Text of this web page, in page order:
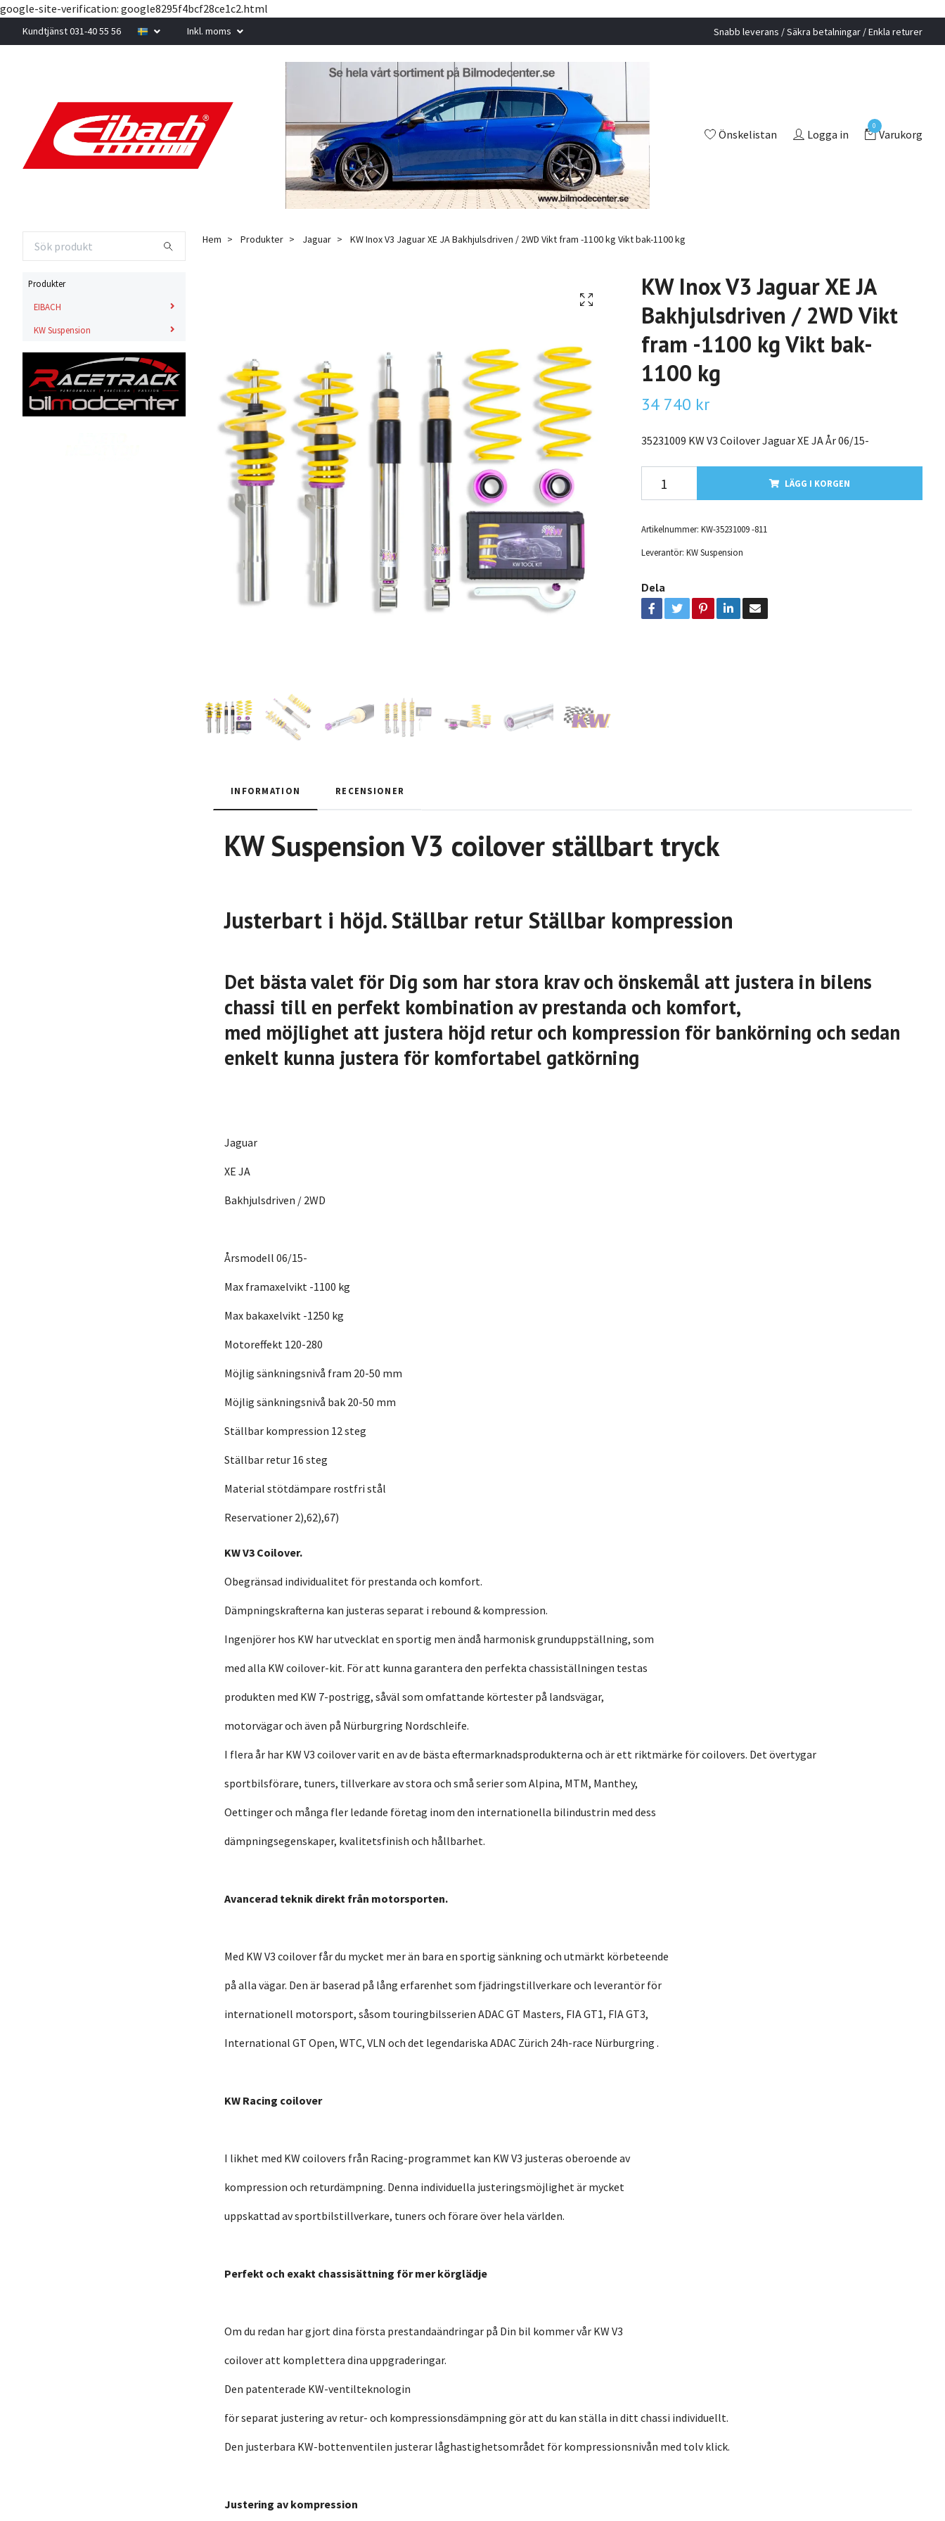
google-site-verification: google8295f4bcf28ce1c2.html
Kundtjänst 031-40 55 56 Inkl. moms Snabb leverans / Säkra betalningar / Enkla returer
Önskelistan Logga in
0
Varukorg
Produkter
EIBACH
KW Suspension
Hem Produkter Jaguar KW Inox V3 Jaguar XE JA Bakhjulsdriven / 2WD Vikt fram -1100 kg Vikt bak-1100 kg
KW Inox V3 Jaguar XE JA
Bakhjulsdriven / 2WD Vikt
fram -1100 kg Vikt bak-
1100 kg
34 740 kr
35231009 KW V3 Coilover Jaguar XE JA År 06/15-
LÄGG I KORGEN
Artikelnummer: KW-35231009 -811
Leverantör: KW Suspension
Dela
INFORMATION RECENSIONER
KW Suspension V3 coilover ställbart tryck
Justerbart i höjd. Ställbar retur Ställbar kompression
Det bästa valet för Dig som har stora krav och önskemål att justera in bilens
chassi till en perfekt kombination av prestanda och komfort,
med möjlighet att justera höjd retur och kompression för bankörning och sedan
enkelt kunna justera för komfortabel gatkörning
Jaguar
XE JA
Bakhjulsdriven / 2WD
Årsmodell 06/15-
Max framaxelvikt -1100 kg
Max bakaxelvikt -1250 kg
Motoreffekt 120-280
Möjlig sänkningsnivå fram 20-50 mm
Möjlig sänkningsnivå bak 20-50 mm
Ställbar kompression 12 steg
Ställbar retur 16 steg
Material stötdämpare rostfri stål
Reservationer 2),62),67)
KW V3 Coilover.
Obegränsad individualitet för prestanda och komfort.
Dämpningskrafterna kan justeras separat i rebound & kompression.
Ingenjörer hos KW har utvecklat en sportig men ändå harmonisk grunduppställning, som
med alla KW coilover-kit. För att kunna garantera den perfekta chassiställningen testas
produkten med KW 7-postrigg, såväl som omfattande körtester på landsvägar,
motorvägar och även på Nürburgring Nordschleife.
I flera år har KW V3 coilover varit en av de bästa eftermarknadsprodukterna och är ett riktmärke för coilovers. Det övertygar
sportbilsförare, tuners, tillverkare av stora och små serier som Alpina, MTM, Manthey,
Oettinger och många fler ledande företag inom den internationella bilindustrin med dess
dämpningsegenskaper, kvalitetsfinish och hållbarhet.
Avancerad teknik direkt från motorsporten.
Med KW V3 coilover får du mycket mer än bara en sportig sänkning och utmärkt körbeteende
på alla vägar. Den är baserad på lång erfarenhet som fjädringstillverkare och leverantör för
internationell motorsport, såsom touringbilsserien ADAC GT Masters, FIA GT1, FIA GT3,
International GT Open, WTC, VLN och det legendariska ADAC Zürich 24h-race Nürburgring .
KW Racing coilover
I likhet med KW coilovers från Racing-programmet kan KW V3 justeras oberoende av
kompression och returdämpning. Denna individuella justeringsmöjlighet är mycket
uppskattad av sportbilstillverkare, tuners och förare över hela världen.
Perfekt och exakt chassisättning för mer körglädje
Om du redan har gjort dina första prestandaändringar på Din bil kommer vår KW V3
coilover att komplettera dina uppgraderingar.
Den patenterade KW-ventilteknologin
för separat justering av retur- och kompressionsdämpning gör att du kan ställa in ditt chassi individuellt.
Den justerbara KW-bottenventilen justerar låghastighetsområdet för kompressionsnivån med tolv klick.
Justering av kompression